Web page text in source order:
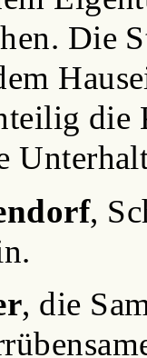
Die
die
,
, die